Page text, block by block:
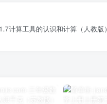
计算工具的认识和计算（人教版）